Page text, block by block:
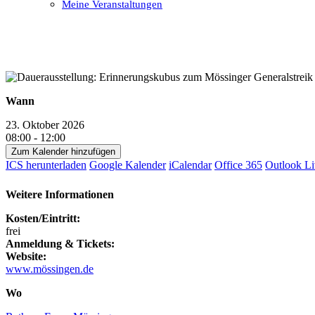
Meine Veranstaltungen
Wann
23. Oktober 2026
08:00 - 12:00
Zum Kalender hinzufügen
ICS herunterladen Google Kalender iCalendar Office 365 Outlook
Weitere Informationen
Kosten/Eintritt:
frei
Anmeldung & Tickets:
Website:
www.mössingen.de
Wo